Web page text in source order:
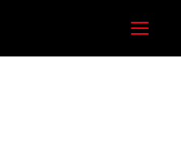
Menu